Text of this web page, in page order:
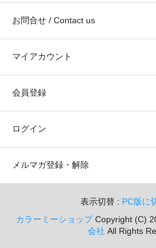
お問合せ / Contact us
マイアカウント
会員登録
ログイン
メルマガ登録・解除
表示切替 : PC版に
カラーミーショップCopyright (C)
会社 All Rights